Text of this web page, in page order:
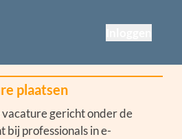
plaatsen
vacature gericht onder de
bij professionals in e-